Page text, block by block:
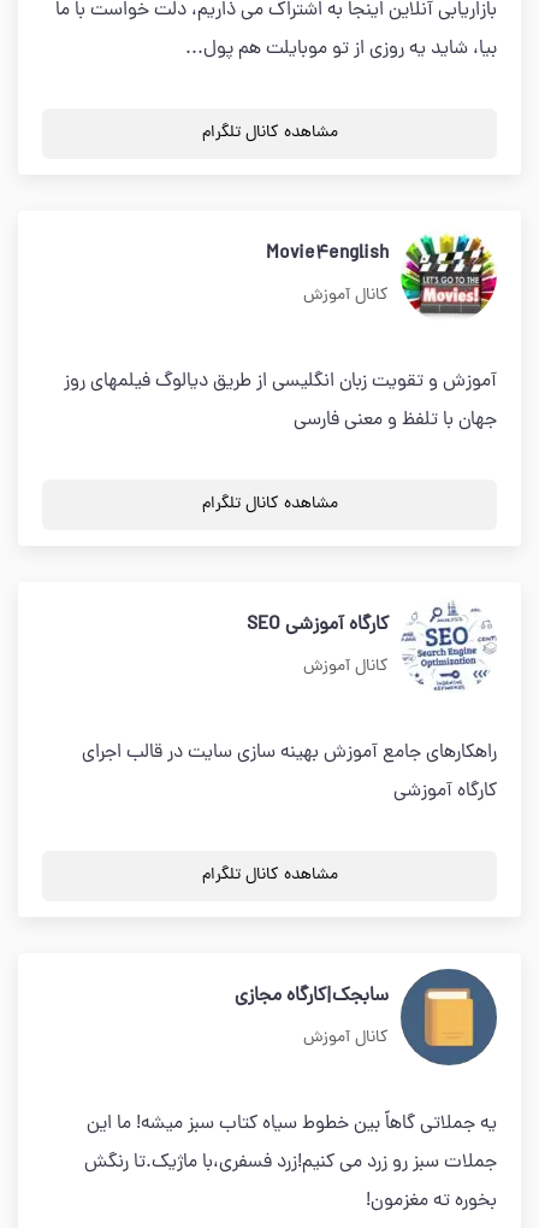
بازاريابى آنلاين اينجا به اشتراك مى ذاريم، دلت خواست با ما
بيا، شايد يه روزى از تو موبايلت هم پول...
مشاهده کانال تلگرام
Movie4english
کانال آموزش
آموزش و تقویت زبان انگلیسی از طریق دیالوگ فیلمهای روز
جهان با تلفظ و معنی فارسی
مشاهده کانال تلگرام
کارگاه آموزشی SEO
کانال آموزش
راهکارهای جامع آموزش بهینه سازی سایت در قالب اجرای
کارگاه آموزشی
مشاهده کانال تلگرام
سابجك|كارگاه مجازي
کانال آموزش
يه جملاتي گاهاً بين خطوط سياه كتاب سبز ميشه! ما اين
جملات سبز رو زرد مي كنيم!زرد فسفري،با ماژيك.تا رنگش
بخوره ته مغزمون!